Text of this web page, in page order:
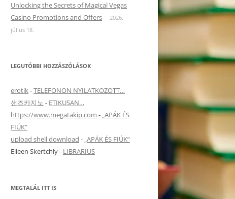
Unlocking the Secrets of Magical Vegas
Casino Promotions and Offers
2026.
július 18.
LEGUTÓBBI HOZZÁSZÓLÁSOK
erotik-TELEFONON NYILATKOZOTT…
샌즈카지노 - ETIKUSAN…
https://www.megatakip.com - „APÁK ÉS
FIÚK”
upload shell download - „APÁK ÉS FIÚK”
Eileen Skertchly- LIBRARIUS
MEGTALÁL ITT IS